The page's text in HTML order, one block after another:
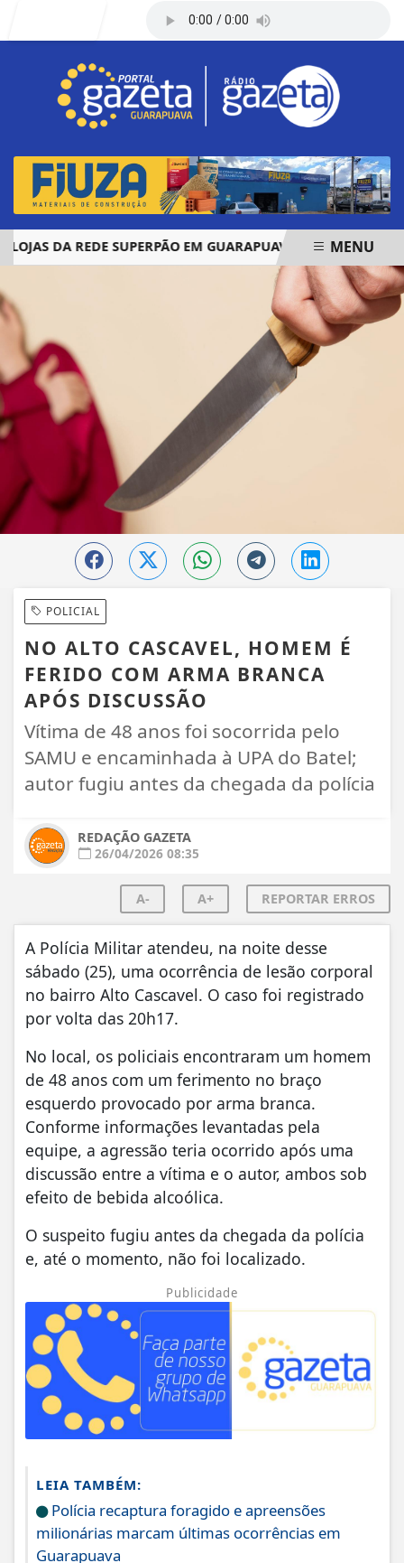
DA REDE SUPERPÃO EM GUARAPUAVA E PALMASMENU
POLICIAL
NO ALTO CASCAVEL, HOMEM É
FERIDO COM ARMA BRANCA
APÓS DISCUSSÃO
Vítima de 48 anos foi socorrida pelo
SAMU e encaminhada à UPA do Batel;
autor fugiu antes da chegada da polícia
REDAÇÃO GAZETA
26/04/2026 08:35
A- A+ REPORTAR ERROS
A Polícia Militar atendeu, na noite desse
sábado (25), uma ocorrência de lesão corporal
no bairro Alto Cascavel. O caso foi registrado
por volta das 20h17.
No local, os policiais encontraram um homem
de 48 anos com um ferimento no braço
esquerdo provocado por arma branca.
Conforme informações levantadas pela
equipe, a agressão teria ocorrido após uma
discussão entre a vítima e o autor, ambos sob
efeito de bebida alcoólica.
O suspeito fugiu antes da chegada da polícia
e, até o momento, não foi localizado.
Publicidade
LEIA TAMBÉM:
Polícia recaptura foragido e apreensões
milionárias marcam últimas ocorrências em
Guarapuava